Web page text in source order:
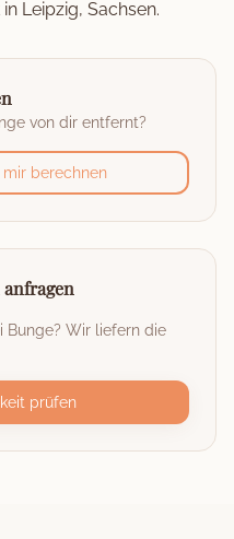
Leipzig, Sachsen.
von dir entfernt?
berechnen
Bunge? Wir liefern die
prüfen